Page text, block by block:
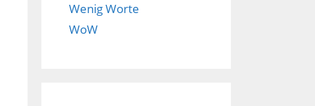
Wenig Worte
WoW